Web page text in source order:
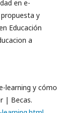
en e-
y
Educación
a
learning y cómo
| Becas.